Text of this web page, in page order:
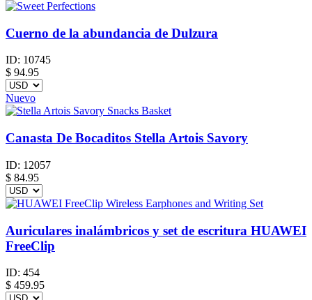
Cuerno de la abundancia de Dulzura
ID: 10745
$ 94.95
Nuevo
Canasta De Bocaditos Stella Artois Savory
ID: 12057
$ 84.95
Auriculares inalámbricos y set de escritura HUAWEI
FreeClip
ID: 454
$ 459.95